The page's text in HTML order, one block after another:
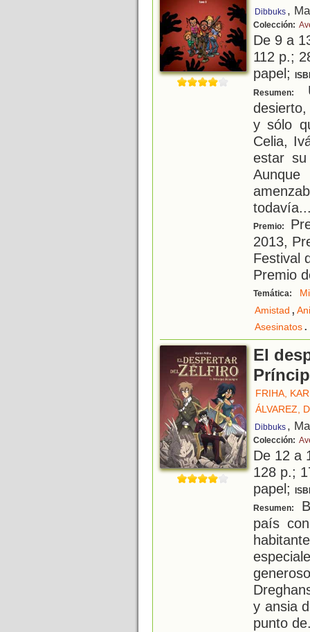
Dibbuks ,
Colección:
De 9 a
112 p.;
papel;
Resumen:
y sólo
Celia,
estar
Premio:
2013,
Festival
Premio
Temática:
Amistad ,
Asesinatos.
El
FRIHA,
ÁLVAREZ,
Dibbuks ,
Colección:
De 12 a
128 p.;
papel;
Resumen:
país
y ansia
punto de